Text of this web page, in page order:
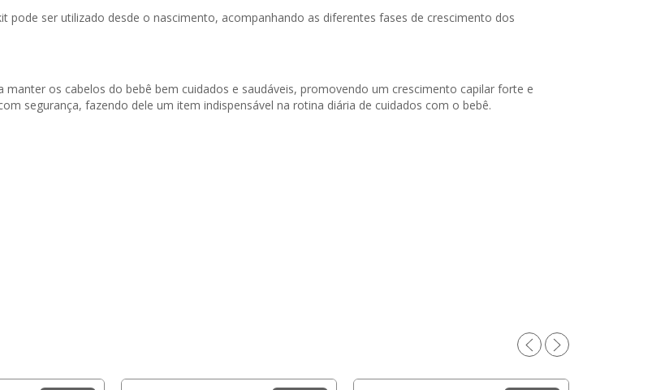
pode ser utilizado desde o nascimento, acompanhando as diferentes fases de crescimento dos
manter os cabelos do bebê bem cuidados e saudáveis, promovendo um crescimento capilar forte e
segurança, fazendo dele um item indispensável na rotina diária de cuidados com o bebê.